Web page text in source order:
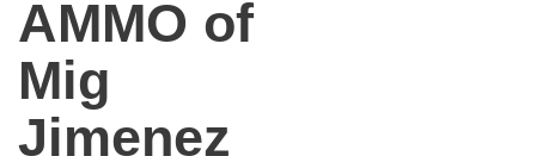
AMMO of
Mig
Jimenez